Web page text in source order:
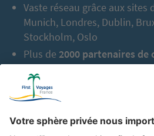
Vaste réseau grâce aux sites
Munich, Londres, Dublin,
Stockholm, Oslo
Plus de 2000 partenaires de
l’Europe entière
En tout jusqu’à aujourd’hui :
vacanciers